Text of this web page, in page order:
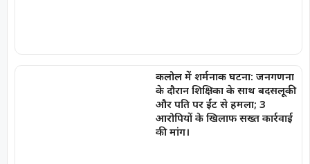
कलोल में शर्मनाक घटना: जनगणना
के दौरान शिक्षिका के साथ बदसलूकी
और पति पर ईंट से हमला; 3
आरोपियों के खिलाफ सख्त कार्रवाई
की मांग।